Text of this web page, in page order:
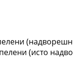
(исто